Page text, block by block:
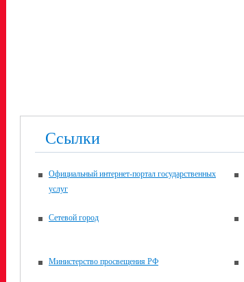
Ссылки
Официальный интернет-портал государственных
услуг
Сетевой город
Министерство просвещения РФ